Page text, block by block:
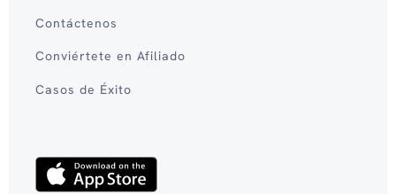
Contáctenos
Conviértete en Afiliado
Casos de Éxito